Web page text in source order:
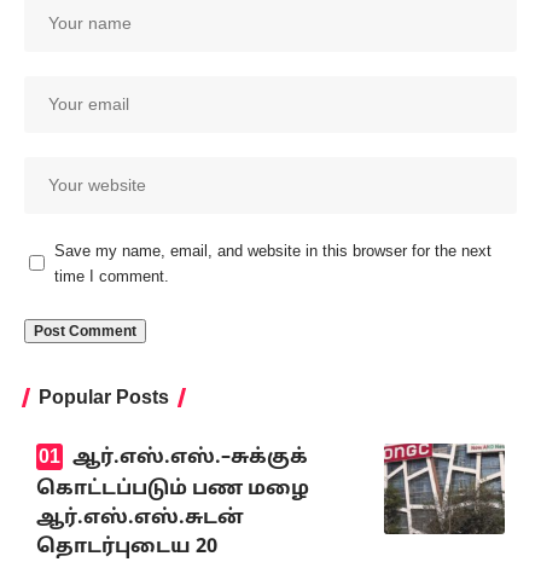
Save my name, email, and website in this browser for the next
time I comment.
Popular Posts
ஆர்.எஸ்.எஸ்.–சுக்குக்
கொட்டப்படும் பண மழை
ஆர்.எஸ்.எஸ்.சுடன்
தொடர்புடைய 20